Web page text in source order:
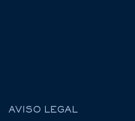
AVISO LEGAL